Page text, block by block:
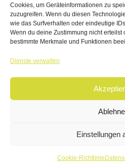
Cookies, um Geräteinformationen zu
zuzugreifen. Wenn du diesen
wie das Surfverhalten oder eindeutige
Wenn du deine Zustimmung nicht erteilst
bestimmte Merkmale und Funktionen
Dienste verwalten
Einstellungen
Cookie-Richtlinie
© 2026 |